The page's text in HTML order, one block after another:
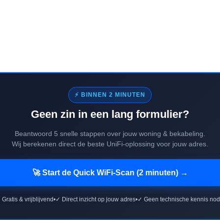
⚡ BINNEN 2 MINUTEN
Geen zin in een lang formulier?
Beantwoord 5 snelle stappen over jouw woning & bekabeling.
Wij berekenen direct de beste UniFi-oplossing voor jouw adres.
🚀 Start de Quick WiFi-Scan (2 minuten) →
& vrijblijvend•✓ Direct inzicht op jouw adres•✓ Geen technische kennis